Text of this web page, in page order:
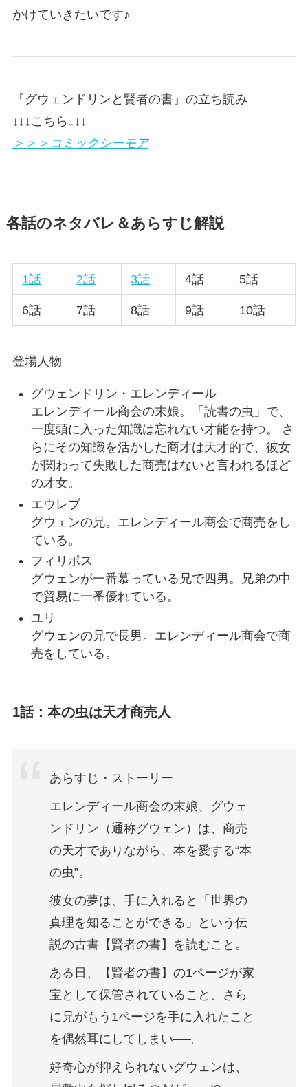
かけていきたいです♪
『グウェンドリンと賢者の書』の立ち読み
↓↓↓こちら↓↓↓
＞＞＞コミックシーモア
各話のネタバレ＆あらすじ解説
1話 2話 3話 4話 5話
6話 7話 8話 9話 10話
登場人物
グウェンドリン・エレンディール
エレンディール商会の末娘。「読書の虫」で、
一度頭に入った知識は忘れない才能を持つ。 さ
らにその知識を活かした商才は天才的で、彼女
が関わって失敗した商売はないと言われるほど
の才女。
エウレブ
グウェンの兄。エレンディール商会で商売をし
ている。
フィリポス
グウェンが一番慕っている兄で四男。兄弟の中
で貿易に一番優れている。
ユリ
グウェンの兄で長男。エレンディール商会で商
売をしている。
1話：本の虫は天才商売人
あらすじ・ストーリー
エレンディール商会の末娘、グウェ
ンドリン（通称グウェン）は、商売
の天才でありながら、本を愛する“本
の虫”。
彼女の夢は、手に入れると「世界の
真理を知ることができる」という伝
説の古書【賢者の書】を読むこと。
ある日、【賢者の書】の1ページが家
宝として保管されていること、さら
に兄がもう1ページを手に入れたこと
を偶然耳にしてしまい──。
好奇心が抑えられないグウェンは、